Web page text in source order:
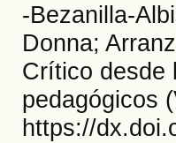
-Bezanilla-
Donna;
Crítico desde
pedagógicos
https://